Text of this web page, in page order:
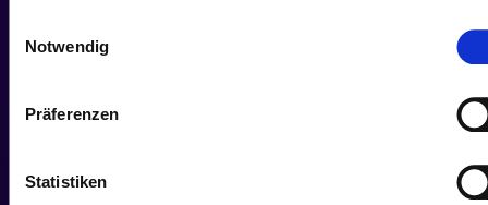
Notwendig
Präferenzen
Statistiken